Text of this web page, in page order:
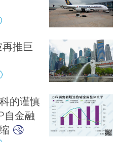
推巨
的谨慎
自金融